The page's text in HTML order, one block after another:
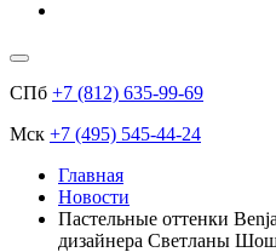
СПб +7 (812) 635-99-69
Мск +7 (495) 545-44-24
Главная
Новости
Пастельные оттенки
дизайнера Светланы